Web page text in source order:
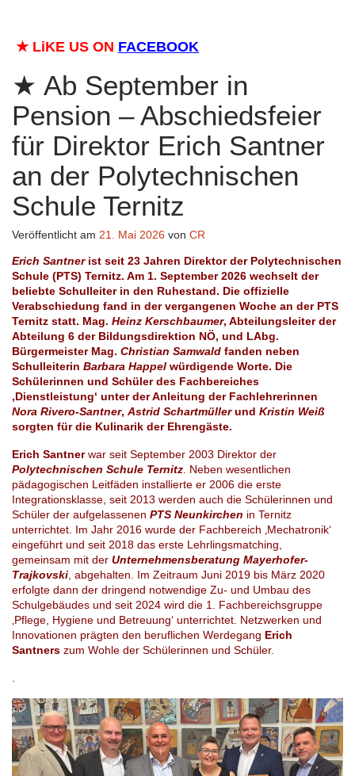
★ LiKE US ON FACEBOOK
Ab September in
Pension – Abschiedsfeier
für Direktor Erich Santner
an der Polytechnischen
Schule Ternitz
Veröffentlicht am 21. Mai 2026 von CR
Erich Santnerist seit 23 Jahren Direktor der Polytechnischen
Schule (PTS) Ternitz. Am 1. September 2026 wechselt der
beliebte Schulleiter in den Ruhestand. Die offizielle
Verabschiedung fand in der vergangenen Woche an der PTS
Ternitz statt. Mag. Heinz Kerschbaumer, Abteilungsleiter der
Abteilung 6 der Bildungsdirektion NÖ, und LAbg.
Bürgermeister Mag. Christian Samwald fanden neben
Schulleiterin Barbara Happel würdigende Worte. Die
Schülerinnen und Schüler des Fachbereiches
‚Dienstleistung‘ unter der Anleitung der Fachlehrerinnen
Nora Rivero-Santner, Astrid Schartmüllerund Kristin Weiß
sorgten für die Kulinarik der Ehrengäste.
Erich Santnerwar seit September 2003 Direktor der
Polytechnischen Schule Ternitz . Neben wesentlichen
pädagogischen Leitfäden installierte er 2006 die erste
Integrationsklasse, seit 2013 werden auch die Schülerinnen und
Schüler der aufgelassenen PTS Neunkirchen in Ternitz
unterrichtet. Im Jahr 2016 wurde der Fachbereich ‚Mechatronik‘
eingeführt und seit 2018 das erste Lehrlingsmatching,
gemeinsam mit der Unternehmensberatung Mayerhofer-
Trajkovski , abgehalten. Im Zeitraum Juni 2019 bis März 2020
erfolgte dann der dringend notwendige Zu- und Umbau des
Schulgebäudes und seit 2024 wird die 1. Fachbereichsgruppe
‚Pflege, Hygiene und Betreuung‘ unterrichtet. Netzwerken und
Innovationen prägten den beruflichen Werdegang Erich
Santners zum Wohle der Schülerinnen und Schüler.